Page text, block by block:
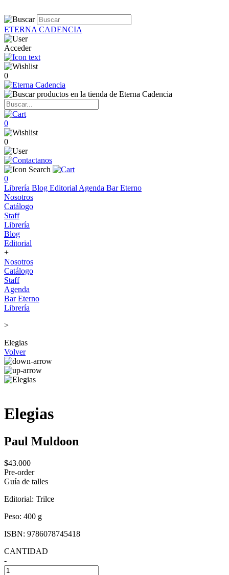
ETERNA CADENCIA
Acceder
0
0
0
0
Librería Blog Editorial Agenda Bar Eterno
Nosotros
Catálogo
Staff
Librería
Blog
Editorial
+
Nosotros
Catálogo
Staff
Agenda
Bar Eterno
Librería
>
Elegias
Volver
Elegias
Paul Muldoon
$43.000
Pre-order
Guía de talles
Editorial: Trilce
Peso: 400 g
ISBN: 9786078745418
CANTIDAD
-